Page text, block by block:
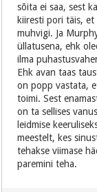
sõita ei saa, sest
kiiresti pori täis, et
muhvigi. Ja
üllatusena, ehk
ilma
Ehk avan taas
on popp vastata,
toimi. Sest
on ta sellises
leidmise
meestelt, kes
tehakse viimase
paremini teha.